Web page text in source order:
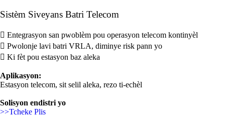
Sistèm Siveyans Batri Telecom
 Entegrasyon san pwoblèm pou operasyon telecom kontinyèl
 Pwolonje lavi batri VRLA, diminye risk pann yo
 Ki fèt pou estasyon baz aleka
Aplikasyon:
Estasyon telecom, sit selil aleka, rezo ti-echèl
Solisyon endistri yo
>>Tcheke Plis